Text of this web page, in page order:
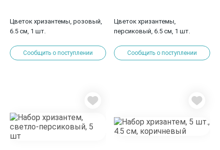
Цветок хризантемы, розовый,
6.5 см, 1 шт.
Сообщить о поступлении
Цветок хризантемы,
персиковый, 6.5 см, 1 шт.
Сообщить о поступлении